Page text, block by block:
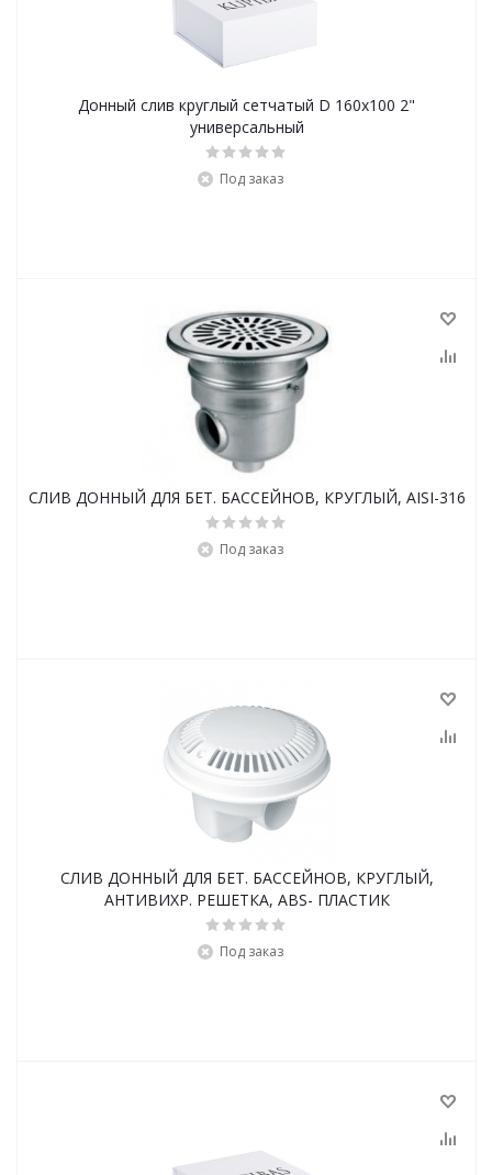
Донный слив круглый сетчатый D 160х100 2"
универсальный
Под заказ
СЛИВ ДОННЫЙ ДЛЯ БЕТ. БАССЕЙНОВ, КРУГЛЫЙ, AISI-316
Под заказ
СЛИВ ДОННЫЙ ДЛЯ БЕТ. БАССЕЙНОВ, КРУГЛЫЙ,
АНТИВИХР. РЕШЕТКА, ABS- ПЛАСТИК
Под заказ